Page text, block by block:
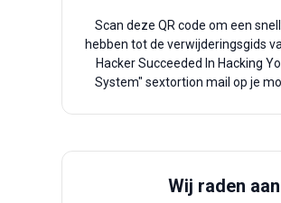
Scan deze QR code om een
hebben tot de verwijderingsgids
Hacker Succeeded In Hacking
System" sextortion mail op je
Wij raden aan